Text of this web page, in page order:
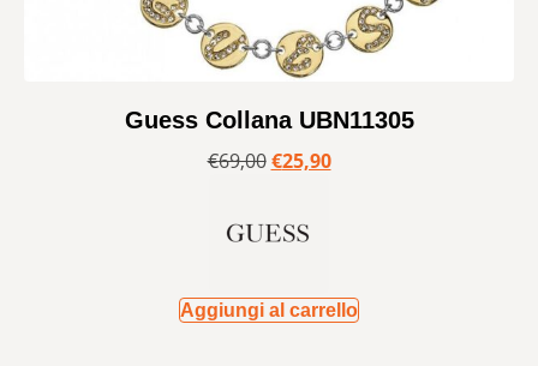
Guess Collana UBN11305
€69,00 €25,90
Aggiungi al carrello